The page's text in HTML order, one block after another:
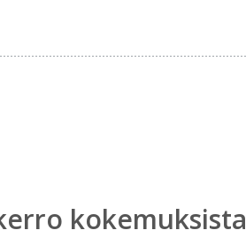
kokemuksista